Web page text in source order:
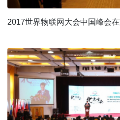
2017世界物联网大会中国峰会